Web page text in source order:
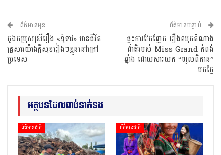
ព័ត៌មានមុន
តួឯកប្រុសស្រីរឿង «ទុំទាវ» មានជីវិត
គ្រួសារយ៉ាងក្ដីសុខរៀងៗខ្លួននៅក្រៅ
ប្រទេស
ព័ត៌មានបន្ទាប់
ផ្ទុះការវែកញែក រឿងឈុតតំណាង
ជាតិរបស់ Miss Grand កំពង់
ឆ្នាំង ដោយសារយក “ហូលពិតាន”
មកច្នៃ
អត្ថបទដែលជាប់ទាក់ទង
ព័ត៌មានជាតិ ព័ត៌មានជាតិ